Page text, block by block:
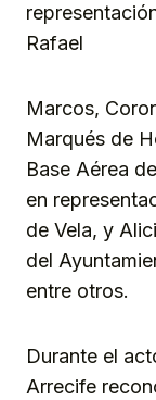
Rafael
Marcos,
Marqués de
Base Aérea
en
de Vela, y
del
entre otros.
Durante el
Arrecife